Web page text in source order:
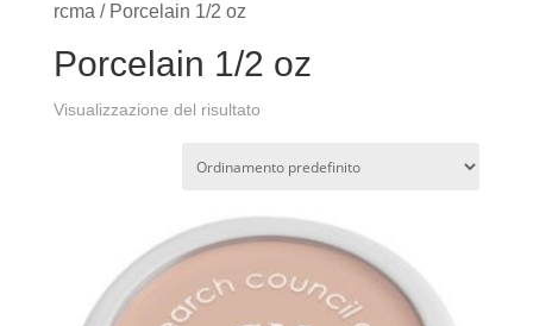
rcma / Porcelain 1/2 oz
Porcelain 1/2 oz
Visualizzazione del risultato